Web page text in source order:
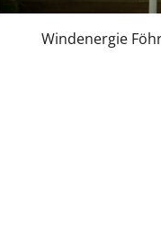
Windenergie